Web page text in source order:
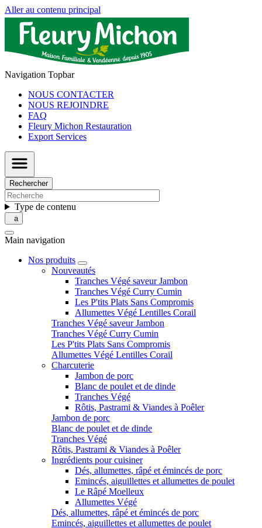
Aller au contenu principal
Navigation Topbar
NOUS CONTACTER
NOUS REJOINDRE
FAQ
Fleury Michon Restauration
Export Services
Rechercher
Type de contenu
Main navigation
Nos produits
Nouveautés
Tranches Végé saveur Jambon
Tranches Végé Curry Cumin
Les P'tits Plats Sans Compromis
Allumettes Végé Lentilles Corail
Tranches Végé saveur Jambon
Tranches Végé Curry Cumin
Les P'tits Plats Sans Compromis
Allumettes Végé Lentilles Corail
Charcuterie
Jambon de porc
Blanc de poulet et de dinde
Tranches Végé
Rôtis, Pastrami & Viandes à Poêler
Jambon de porc
Blanc de poulet et de dinde
Tranches Végé
Rôtis, Pastrami & Viandes à Poêler
Ingrédients pour cuisiner
Dés, allumettes, râpé et émincés de porc
Emincés, aiguillettes et allumettes de poulet
Le Râpé Moelleux
Allumettes Végé
Dés, allumettes, râpé et émincés de porc
Emincés, aiguillettes et allumettes de poulet